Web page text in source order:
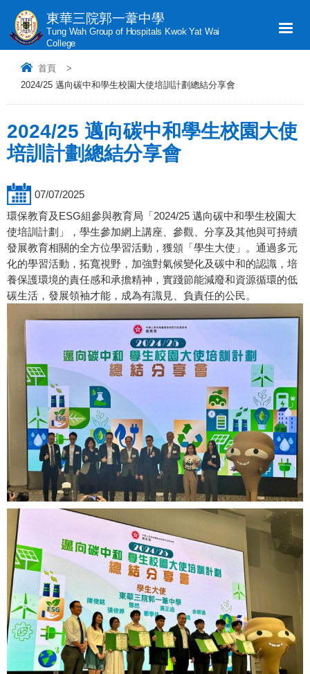
東華三院郭一葦中學
Tung Wah Group of Hospitals Kwok Yat Wai
College
首頁
>
2024/25 邁向碳中和學生校園大使培訓計劃總結分享會
2024/25 邁向碳中和學生校園大使
培訓計劃總結分享會
07/07/2025
環保教育及ESG組參與教育局「2024/25 邁向碳中和學生校園大
使培訓計劃」，學生參加網上講座、參觀、分享及其他與可持續
發展教育相關的全方位學習活動，獲頒「學生大使」。通過多元
化的學習活動，拓寬視野，加強對氣候變化及碳中和的認識，培
養保護環境的責任感和承擔精神，實踐節能減廢和資源循環的低
碳生活，發展領袖才能，成為有識見、負責任的公民。